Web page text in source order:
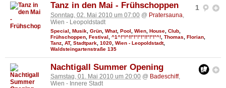
1
Tanz in den Mai - Frühschoppen
Sonntag, 02. Mai 2010 um 07:00 @ Pratersauna
Wien - Leopoldstadt
Special Musik Grün What, Pool Wien House Club
Frühschoppen Festival ^1^!°!^!!°!°!°!°!!°!°!°^! Thomas Florian
Tanz AT, Stadtpark 1020 Wien - Leopoldstadt,
Waldsteingartenstraße 135
Nachtigall Summer Opening
Samstag, 01. Mai 2010 um 20:00 @ Badeschiff,
Wien - Innere Stadt